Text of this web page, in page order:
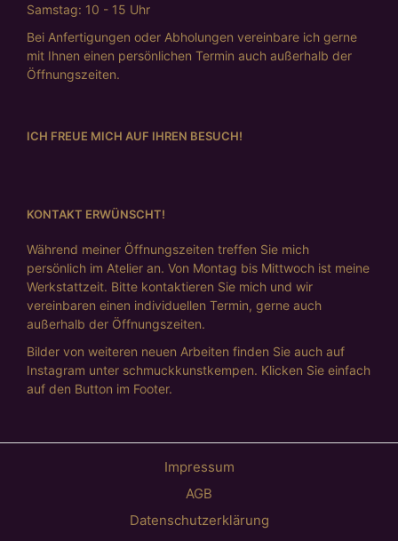
Autumn Moods
Samstag: 10 - 15 Uhr
Bei Anfertigungen oder Abholungen vereinbare ich gerne
mit Ihnen einen persönlichen Termin auch außerhalb der
Öffnungszeiten.
ICH FREUE MICH AUF IHREN BESUCH!
KONTAKT ERWÜNSCHT!
Während meiner Öffnungszeiten treffen Sie mich
persönlich im Atelier an. Von Montag bis Mittwoch ist meine
Werkstattzeit. Bitte kontaktieren Sie mich und wir
vereinbaren einen individuellen Termin, gerne auch
außerhalb der Öffnungszeiten.
Bilder von weiteren neuen Arbeiten finden Sie auch auf
Instagram unter schmuckkunstkempen. Klicken Sie einfach
auf den Button im Footer.
Impressum
AGB
Datenschutzerklärung